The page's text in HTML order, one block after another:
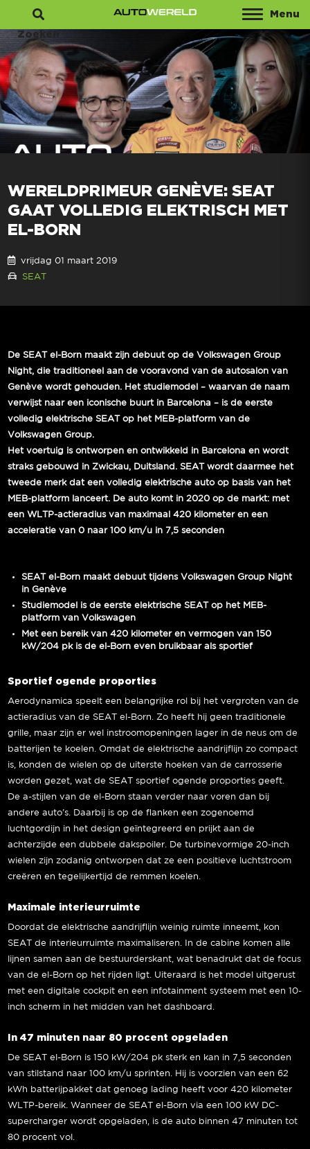
Menu
Zoeken
WERELDPRIMEUR GENÈVE: SEAT
GAAT VOLLEDIG ELEKTRISCH MET
EL-BORN
vrijdag 01 maart 2019
SEAT
De SEAT el-Born maakt zijn debuut op de Volkswagen Group
Night, die traditioneel aan de vooravond van de autosalon van
Genève wordt gehouden. Het studiemodel – waarvan de naam
verwijst naar een iconische buurt in Barcelona – is de eerste
volledig elektrische SEAT op het MEB-platform van de
Volkswagen Group.
Het voertuig is ontworpen en ontwikkeld in Barcelona en wordt
straks gebouwd in Zwickau, Duitsland. SEAT wordt daarmee het
tweede merk dat een volledig elektrische auto op basis van het
MEB-platform lanceert. De auto komt in 2020 op de markt: met
een WLTP-actieradius van maximaal 420 kilometer en een
acceleratie van 0 naar 100 km/u in 7,5 seconden
SEAT el-Born maakt debuut tijdens Volkswagen Group Night
in Genève
Studiemodel is de eerste elektrische SEAT op het MEB-
platform van Volkswagen
Met een bereik van 420 kilometer en vermogen van 150
kW/204 pk is de el-Born even bruikbaar als sportief
Sportief ogende proporties
Aerodynamica speelt een belangrijke rol bij het vergroten van de
actieradius van de SEAT el-Born. Zo heeft hij geen traditionele
grille, maar zijn er wel instroomopeningen lager in de neus om de
batterijen te koelen. Omdat de elektrische aandrijflijn zo compact
is, konden de wielen op de uiterste hoeken van de carrosserie
worden gezet, wat de SEAT sportief ogende proporties geeft.
De a-stijlen van de el-Born staan verder naar voren dan bij
andere auto’s. Daarbij is op de flanken een zogenoemd
luchtgordijn in het design geïntegreerd en prijkt aan de
achterzijde een dubbele dakspoiler. De turbinevormige 20-inch
wielen zijn zodanig ontworpen dat ze een positieve luchtstroom
creëren en tegelijkertijd de remmen koelen.
Maximale interieurruimte
Doordat de elektrische aandrijflijn weinig ruimte inneemt, kon
SEAT de interieurruimte maximaliseren. In de cabine komen alle
lijnen samen aan de bestuurderskant, wat benadrukt dat de focus
van de el-Born op het rijden ligt. Uiteraard is het model uitgerust
met een digitale cockpit en een infotainment systeem met een 10-
inch scherm in het midden van het dashboard.
In 47 minuten naar 80 procent opgeladen
De SEAT el-Born is 150 kW/204 pk sterk en kan in 7,5 seconden
van stilstand naar 100 km/u sprinten. Hij is voorzien van een 62
kWh batterijpakket dat genoeg lading heeft voor 420 kilometer
WLTP-bereik. Wanneer de SEAT el-Born via een 100 kW DC-
supercharger wordt opgeladen, is de auto binnen 47 minuten tot
80 procent vol.